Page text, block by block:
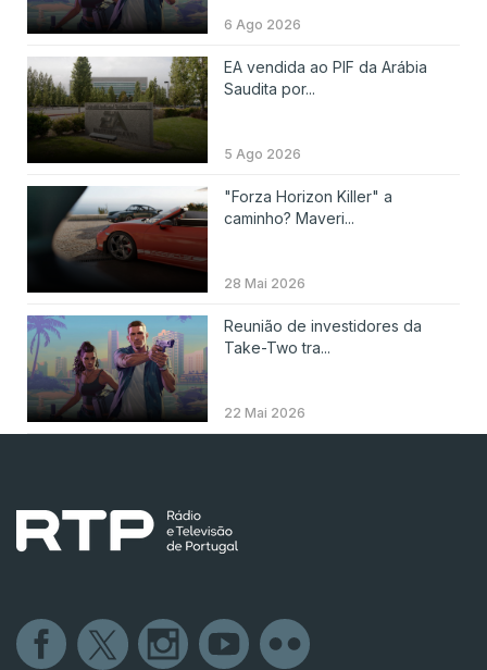
6 Ago 2026
EA vendida ao PIF da Arábia
Saudita por...
5 Ago 2026
"Forza Horizon Killer" a
caminho? Maveri...
28 Mai 2026
Reunião de investidores da
Take-Two tra...
22 Mai 2026